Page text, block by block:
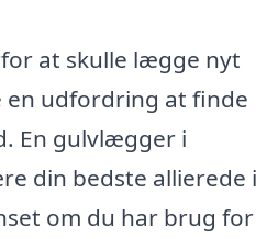
at skulle lægge nyt
udfordring at finde
En gulvlægger i
din bedste allierede i
om du har brug for